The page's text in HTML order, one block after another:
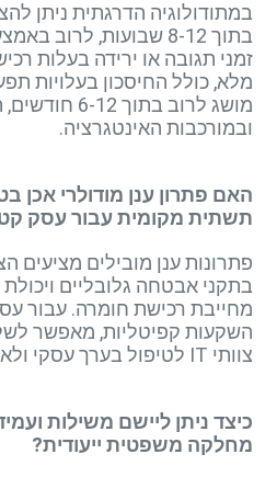
במתודולוגיה הדרגתית ניתן
בתוך 8-12 שבועות,
זמני תגובה או ירידה בעלות
מלא, כולל החיסכון בעלויות
מושג לרוב
ובמורכבות האינטגרציה.
האם פתרון ענן מודולרי אכן
תשתית מקומית עבור עסק
פתרונות ענן מובילים מציעים
בתקני אבטחה גלובליים
מחייבת רכישת חומרה. עבור
השקעות קפיטליות, מאפשר
צוותי IT לטיפול בערך עסקי ולא בתחזוקה.
כיצד ניתן ליישם משילות
מחלקה משפטית ייעודית?